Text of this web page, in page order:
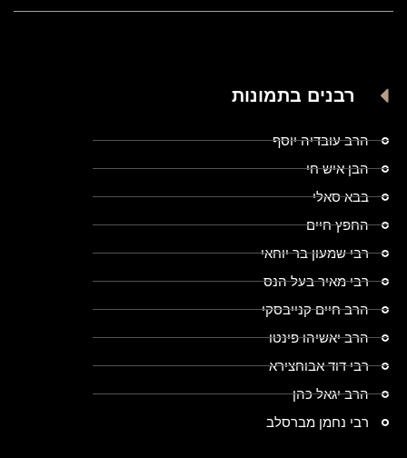
רבנים בתמונות
הרב עובדיה יוסף
הבן איש חי
בבא סאלי
החפץ חיים
רבי שמעון בר יוחאי
רבי מאיר בעל הנס
הרב חיים קנייבסקי
הרב יאשיהו פינטו
רבי דוד אבוחצירא
הרב יגאל כהן
רבי נחמן מברסלב